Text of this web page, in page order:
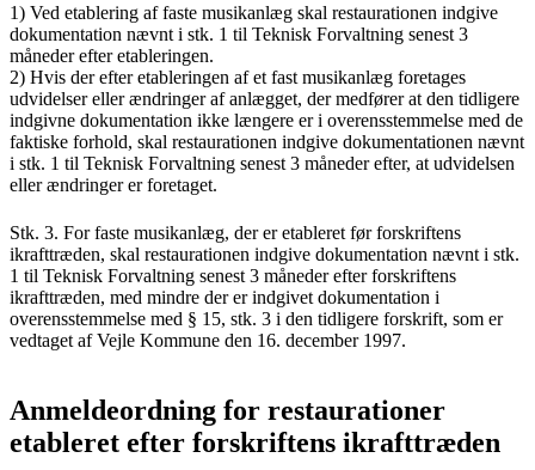
1) Ved etablering af faste musikanlæg skal restaurationen indgive
dokumentation nævnt i stk. 1 til Teknisk Forvaltning senest 3
måneder efter etableringen.
2) Hvis der efter etableringen af et fast musikanlæg foretages
udvidelser eller ændringer af anlægget, der medfører at den tidligere
indgivne dokumentation ikke længere er i overensstemmelse med de
faktiske forhold, skal restaurationen indgive dokumentationen nævnt
i stk. 1 til Teknisk Forvaltning senest 3 måneder efter, at udvidelsen
eller ændringer er foretaget.
Stk. 3. For faste musikanlæg, der er etableret før forskriftens
ikrafttræden, skal restaurationen indgive dokumentation nævnt i stk.
1 til Teknisk Forvaltning senest 3 måneder efter forskriftens
ikrafttræden, med mindre der er indgivet dokumentation i
overensstemmelse med § 15, stk. 3 i den tidligere forskrift, som er
vedtaget af Vejle Kommune den 16. december 1997.
Anmeldeordning for restaurationer
etableret efter forskriftens ikrafttræden